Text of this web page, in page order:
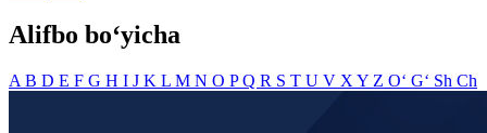
Alifbo bo‘yicha
A B D E F G H I J K L M N O PQ R S T U V X Y Z O‘ G‘ Sh Ch